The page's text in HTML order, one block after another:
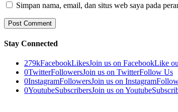
Simpan nama, email, dan situs web saya pada
Stay Connected
279kFacebookLikesJoin us on FacebookLike
0TwitterFollowersJoin us on TwitterFollow Us
0InstagramFollowersJoin us on Instagram
0YoutubeSubscribersJoin us on Youtube